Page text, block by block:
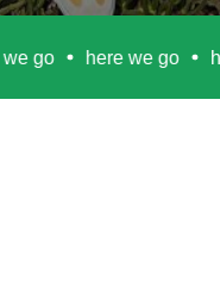
here we go here